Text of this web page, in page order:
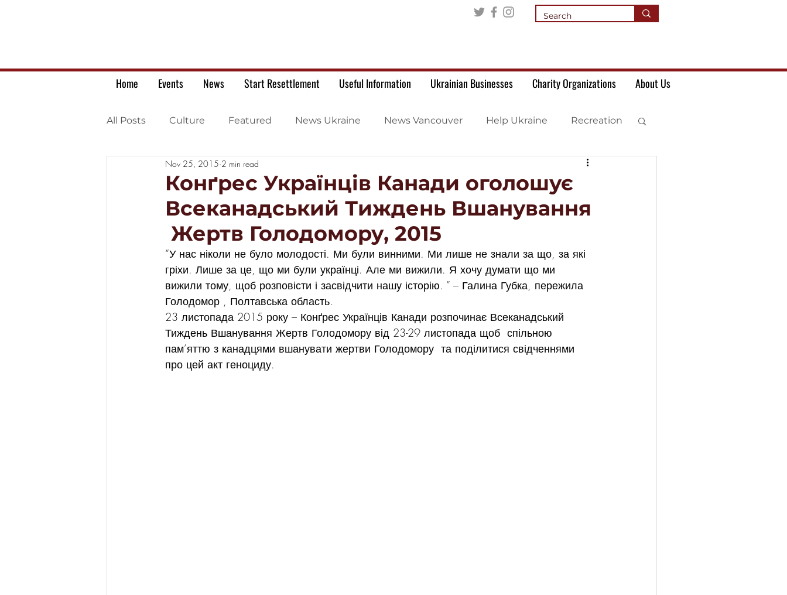
Home Events News Start Resettlement Useful Information Ukrainian Businesses Charity Organizations About Us
All Posts Culture Featured News Ukraine News Vancouver Help Ukraine Recreation
Ukrainian war letters
Конґрес Українців Канади оголошує
Всеканадський Тиждень Вшанування
Жертв Голодомору, 2015
Nov 25, 2015 2 min read
“У нас ніколи не було молодості. Ми були винними. Ми лише не знали за що, за які
гріхи. Лише за це, що ми були українці. Але ми вижили. Я хочу думати що ми
вижили тому, щоб розповісти і засвідчити нашу історію. ” – Галина Губка, пережила
Голодомор , Полтавська область.
23 листопада 2015 року – Конґрес Українців Канади розпочинає Всеканадський
Тиждень Вшанування Жертв Голодомору від 23-29 листопада щоб  спільною
пам’яттю з канадцями вшанувати жертви Голодомору  та поділитися свідченнями
про цей акт геноциду.